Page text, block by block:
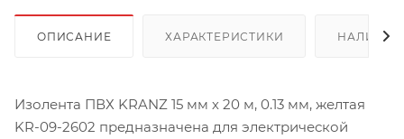
ОПИСАНИЕ ХАРАКТЕРИСТИКИ НАЛИЧИЕ
Изолента ПВХ KRANZ 15 мм х 20 м, 0.13 мм, желтая
KR-09-2602 предназначена для электрической